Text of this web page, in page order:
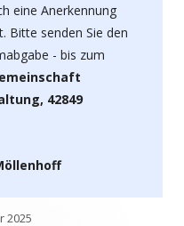
eine Anerkennung
Bitte senden Sie den
- bis zum
42849
2025